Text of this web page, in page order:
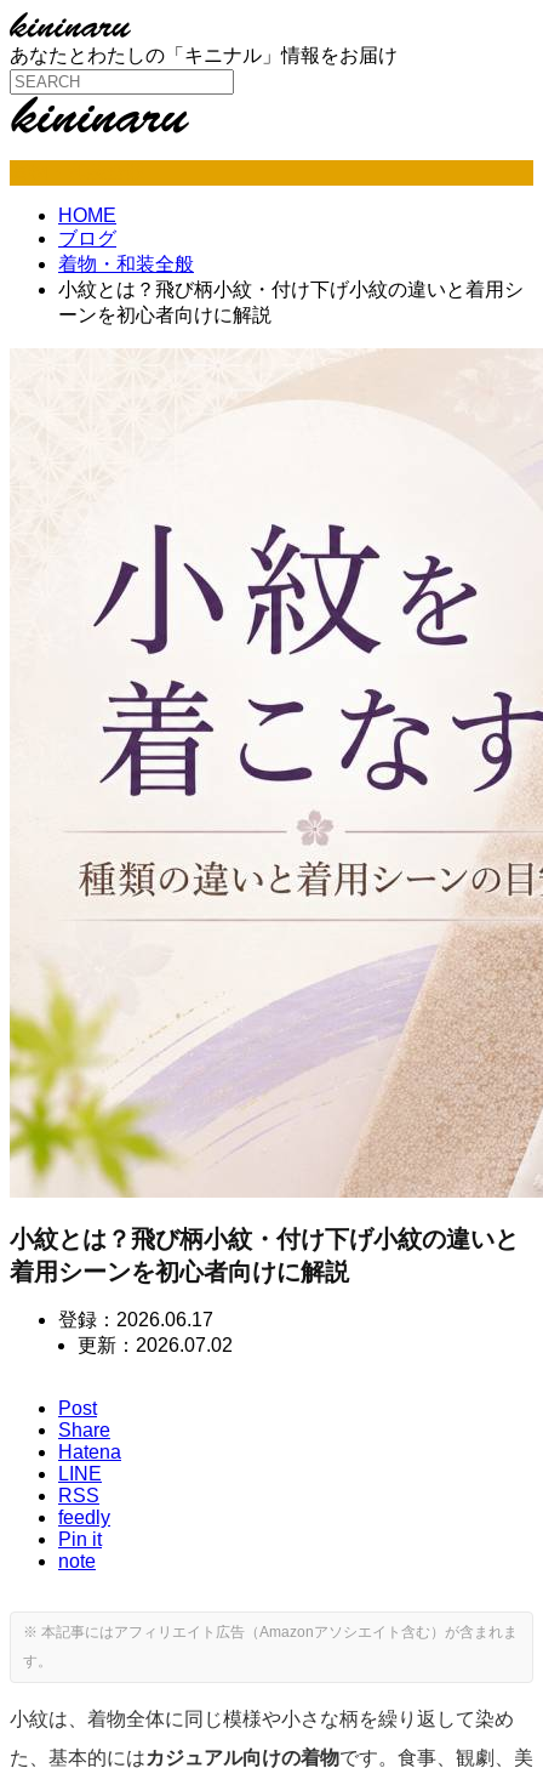
あなたとわたしの「キニナル」情報をお届け
HOME
ブログ
着物・和装全般
小紋とは？飛び柄小紋・付け下げ小紋の違いと着用シ
ーンを初心者向けに解説
小紋とは？飛び柄小紋・付け下げ小紋の違いと
着用シーンを初心者向けに解説
登録： 2026.06.17
更新： 2026.07.02
Post
Share
Hatena
LINE
RSS
feedly
Pin it
note
小紋は、着物全体に同じ模様や小さな柄を繰り返して染め
た、基本的にはカジュアル向けの着物です。食事、観劇、美